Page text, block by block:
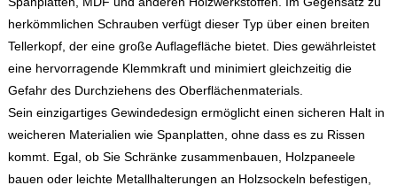
herkömmlichen Schrauben verfügt dieser Typ über einen breiten
Tellerkopf, der eine große Auflagefläche bietet. Dies gewährleistet
eine hervorragende Klemmkraft und minimiert gleichzeitig die
Gefahr des Durchziehens des Oberflächenmaterials.
Sein einzigartiges Gewindedesign ermöglicht einen sicheren Halt in
weicheren Materialien wie Spanplatten, ohne dass es zu Rissen
kommt. Egal, ob Sie Schränke zusammenbauen, Holzpaneele
bauen oder leichte Metallhalterungen an Holzsockeln befestigen,